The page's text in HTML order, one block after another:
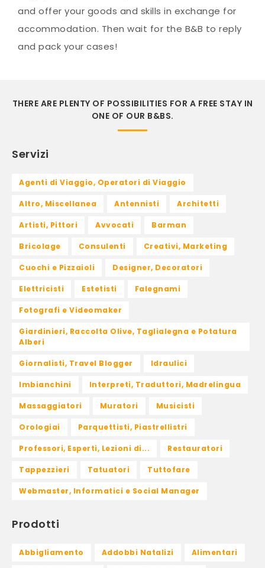
and offer your goods and skills in exchange for
accommodation. Then wait for the B&B to reply
and pack your cases!
THERE ARE PLENTY OF POSSIBILITIES FOR A FREE STAY IN
ONE OF OUR B&BS.
Servizi
Agenti di Viaggio, Operatori di Viaggio
Altro, Miscellanea Antennisti Architetti
Artisti, Pittori Avvocati Barman
Bricolage Consulenti Creativi, Marketing
Cuochi e Pizzaioli Designer, Decoratori
Elettricisti Estetisti Falegnami
Fotografi e Videomaker
Giardinieri, Raccolta Olive, Taglialegna e Potatura
Alberi
Giornalisti, Travel Blogger Idraulici
Imbianchini Interpreti, Traduttori, Madrelingua
Massaggiatori Muratori Musicisti
Orologiai Parquettisti, Piastrellistri
Professori, Esperti, Lezioni di... Restauratori
Tappezzieri Tatuatori Tuttofare
Webmaster, Informatici e Social Manager
Prodotti
Abbigliamento Addobbi Natalizi Alimentari